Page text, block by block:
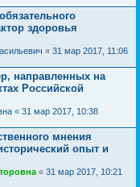
здоровья
« 31 мар 2017, 11:06
направленных на
Российской
« 31 мар 2017, 10:38
мнения
опыт и
« 31 мар 2017, 10:21